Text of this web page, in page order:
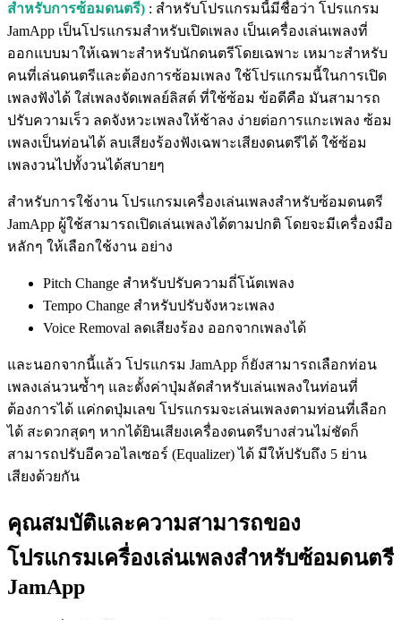
สำหรับการซ้อมดนตรี) : สำหรับโปรแกรมนี้มีชื่อว่า โปรแกรม
JamApp เป็นโปรแกรมสำหรับเปิดเพลง เป็นเครื่องเล่นเพลงที่
ออกแบบมาให้เฉพาะสำหรับนักดนตรีโดยเฉพาะ เหมาะสำหรับ
คนที่เล่นดนตรีและต้องการซ้อมเพลง ใช้โปรแกรมนี้ในการเปิด
เพลงฟังได้ ใส่เพลงจัดเพลย์ลิสต์ ที่ใช้ซ้อม ข้อดีคือ มันสามารถ
ปรับความเร็ว ลดจังหวะเพลงให้ช้าลง ง่ายต่อการแกะเพลง ซ้อม
เพลงเป็นท่อนได้ ลบเสียงร้องฟังเฉพาะเสียงดนตรีได้ ใช้ซ้อม
เพลงวนไปทั้งวนได้สบายๆ
สำหรับการใช้งาน โปรแกรมเครื่องเล่นเพลงสำหรับซ้อมดนตรี
JamApp ผู้ใช้สามารถเปิดเล่นเพลงได้ตามปกติ โดยจะมีเครื่องมือ
หลักๆ ให้เลือกใช้งาน อย่าง
Pitch Change สำหรับปรับความถี่โน้ตเพลง
Tempo Change สำหรับปรับจังหวะเพลง
Voice Removal ลดเสียงร้อง ออกจากเพลงได้
และนอกจากนี้แล้ว โปรแกรม JamApp ก็ยังสามารถเลือกท่อน
เพลงเล่นวนซ้ำๆ และตั้งค่าปุ่มลัดสำหรับเล่นเพลงในท่อนที่
ต้องการได้ แค่กดปุ่มเลข โปรแกรมจะเล่นเพลงตามท่อนที่เลือก
ได้ สะดวกสุดๆ หากได้ยินเสียงเครื่องดนตรีบางส่วนไม่ชัดก็
สามารถปรับอีควอไลเซอร์ (Equalizer) ได้ มีให้ปรับถึง 5 ย่าน
เสียงด้วยกัน
คุณสมบัติและความสามารถของ
โปรแกรมเครื่องเล่นเพลงสำหรับซ้อมดนตรี
JamApp